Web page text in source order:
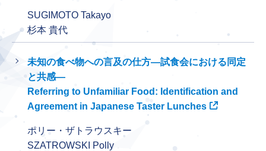
SUGIMOTO Takayo
杉本 貴代
未知の食べ物への言及の仕方―試食会における同定
と共感―
Referring to Unfamiliar Food: Identification and
Agreement in Japanese Taster Lunches
ポリー・ザトラウスキー
SZATROWSKI Polly